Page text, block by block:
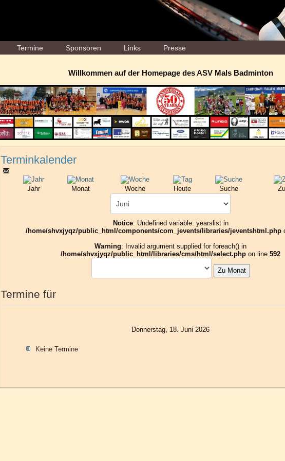
Termine Sponsoren Links Presse
Willkommen auf der Homepage des ASV Mals Badminton
Terminkalender
Jahr Monat Woche Heute Suche
Notice: Undefined variable: yearslist in
/home/shvxjyqz/public_html/components/com_jevents/libraries/jeventshtml.php
Warning: Invalid argument supplied for foreach() in
/home/shvxjyqz/public_html/libraries/cms/html/select.php on line592
Zu Monat
Termine für
Donnerstag, 18. Juni 2026
Keine Termine